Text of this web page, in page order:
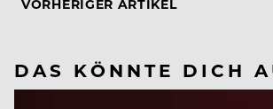
VORHERIGER ARTIKEL
DAS KÖNNTE DICH